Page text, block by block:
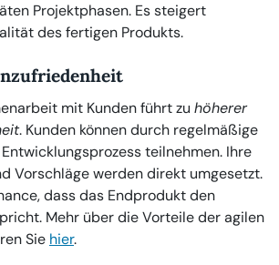
Projektphasen. Es steigert
des fertigen Produkts.
mit Kunden führt zu höherer
. Kunden können durch regelmäßige
teilnehmen. Ihre
Vorschläge werden direkt umgesetzt.
dass das Endprodukt den
Mehr über die Vorteile der agilen
Sie hier.